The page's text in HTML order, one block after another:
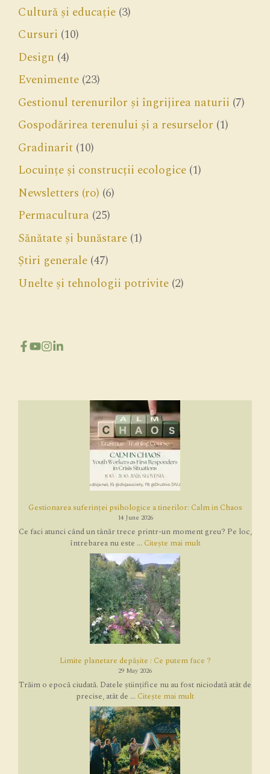
Cultură și educație (3)
Cursuri (10)
Design (4)
Evenimente (23)
Gestionul terenurilor și îngrijirea naturii (7)
Gospodărirea terenului și a resurselor (1)
Gradinarit (10)
Locuințe și construcții ecologice (1)
Newsletters (ro) (6)
Permacultura (25)
Sănătate și bunăstare (1)
Știri generale (47)
Unelte și tehnologii potrivite (2)
Gestionarea suferinței psihologice a tinerilor: Calm in Chaos
14 June 2026
Ce faci atunci când un tânăr trece printr-un moment greu? Pe loc,
întrebarea nu este ... Citește mai mult
Limite planetare depășite : Ce putem face ?
29 May 2026
Trăim o epocă ciudată. Datele științifice nu au fost niciodată atât de
precise, atât de ... Citește mai mult